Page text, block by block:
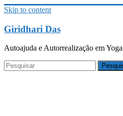
Skip to content
Giridhari Das
Autoajuda e Autorrealização em Yoga